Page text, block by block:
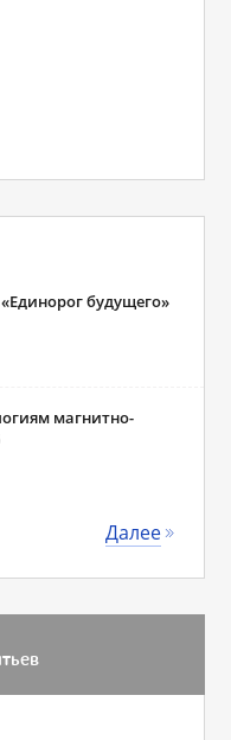
будущего»
магнитно-
Далее